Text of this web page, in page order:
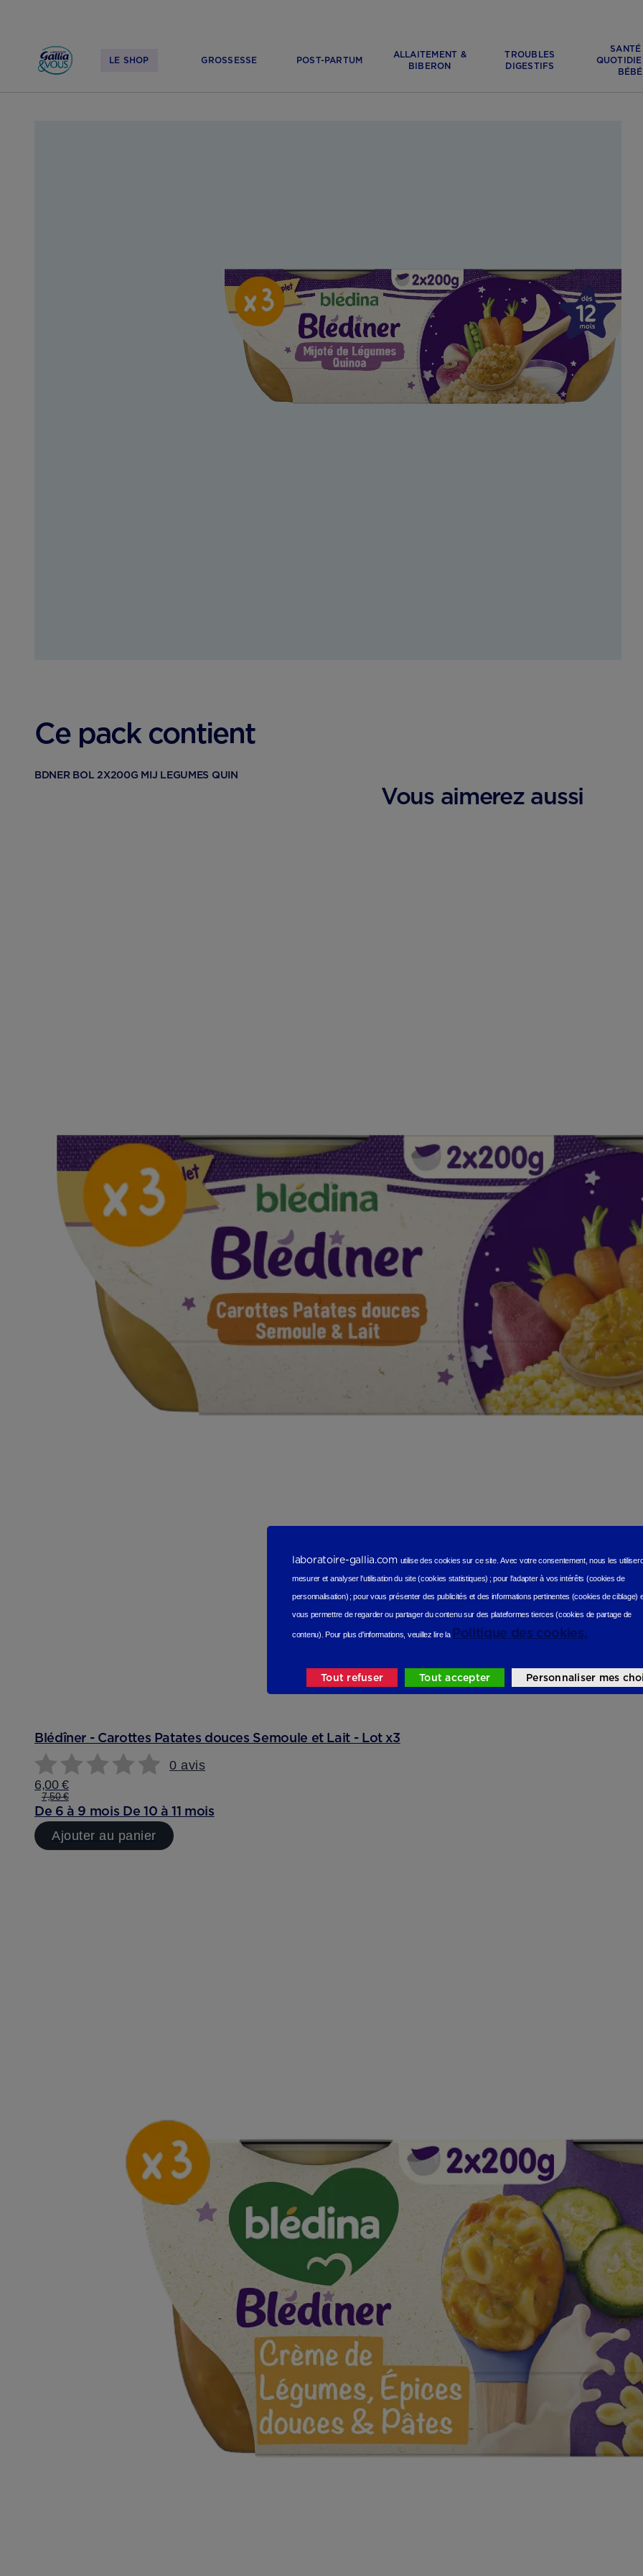
LE SHOP GROSSESSE POST-PARTUM
ALLAITEMENT &
BIBERON
TROUBLES
DIGESTIFS
SANTÉ
BÉBÉ
LE SHOP
Ce pack contient
BDNER BOL 2X200G MIJ LEGUMES QUIN
Vous aimerez aussi
Blédîner - Carottes Patates douces Semoule et Lait - Lot x3
0 avis
6,00 €
7,50 €
De 6 à 9 mois De 10 à 11 mois
Ajouter au panier
laboratoire-gallia.com utilise des cookies sur ce site.Avec votre consentement, nous les
mesurer et analyser l'utilisation du site (cookies statistiques) ;pour l'adapter à vos intérêts (cookies de
personnalisation) ;pour vous présenter des publicités et des informations pertinentes (cookies de ciblage)
vous permettre de regarder ou partager du contenu sur des plateformes tierces (cookies de partage de
contenu). Pour plus d'informations, veuillez lire la Politique des cookies.
Tout refuser Tout accepter Personnaliser mes